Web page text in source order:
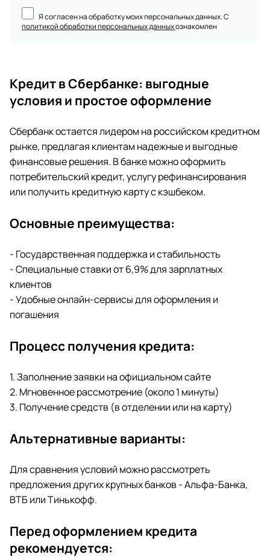
Я согласен на обработку моих персональных данных. С
политикой обработки персональных данныхознакомлен
Кредит в Сбербанке: выгодные
условия и простое оформление
Сбербанк остается лидером на российском кредитном
рынке, предлагая клиентам надежные и выгодные
финансовые решения. В банке можно оформить
потребительский кредит, услугу рефинансирования
или получить кредитную карту с кэшбеком.
Основные преимущества:
- Государственная поддержка и стабильность
- Специальные ставки от 6,9% для зарплатных
клиентов
- Удобные онлайн-сервисы для оформления и
погашения
Процесс получения кредита:
1. Заполнение заявки на официальном сайте
2. Мгновенное рассмотрение (около 1 минуты)
3. Получение средств (в отделении или на карту)
Альтернативные варианты:
Для сравнения условий можно рассмотреть
предложения других крупных банков - Альфа-Банка,
ВТБ или Тинькофф.
Перед оформлением кредита
рекомендуется: